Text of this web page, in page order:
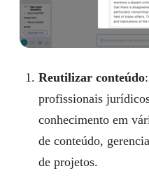
Reutilizar conteúdo
profissionais
conhecimento em
de conteúdo,
de projetos.